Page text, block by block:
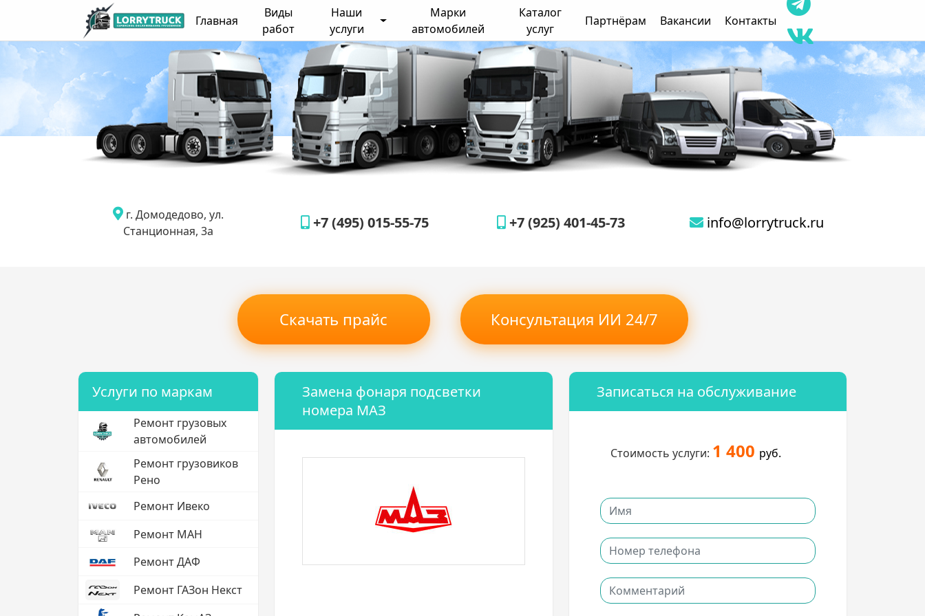
Главная
Виды
работ
Наши
услуги
Марки
автомобилей
Каталог
услуг
Партнёрам Вакансии Контакты
г. Домодедово, ул.
Станционная, 3а
+7 (495) 015-55-75 +7 (925) 401-45-73 info@lorrytruck.ru
Скачать прайс Консультация ИИ 24/7
Услуги по маркам
Ремонт грузовых
автомобилей
Ремонт грузовиков
Рено
Ремонт Ивеко
Ремонт МАН
Ремонт ДАФ
Ремонт ГАЗон Некст
Замена фонаря подсветки
номера МАЗ
Записаться на обслуживание
Стоимость услуги: 1 400 руб.